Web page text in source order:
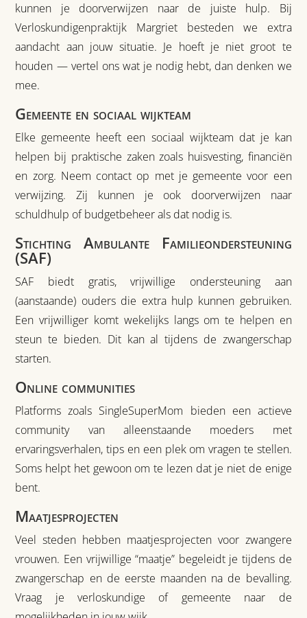
kunnen je doorverwijzen naar de juiste hulp. Bij
Verloskundigenpraktijk Margriet besteden we extra
aandacht aan jouw situatie. Je hoeft je niet groot te
houden — vertel ons wat je nodig hebt, dan denken we
mee.
Gemeente en sociaal wijkteam
Elke gemeente heeft een sociaal wijkteam dat je kan
helpen bij praktische zaken zoals huisvesting, financiën
en zorg. Neem contact op met je gemeente voor een
verwijzing. Zij kunnen je ook doorverwijzen naar
schuldhulp of budgetbeheer als dat nodig is.
Stichting Ambulante Familieondersteuning
(SAF)
SAF biedt gratis, vrijwillige ondersteuning aan
(aanstaande) ouders die extra hulp kunnen gebruiken.
Een vrijwilliger komt wekelijks langs om te helpen en
steun te bieden. Dit kan al tijdens de zwangerschap
starten.
Online communities
Platforms zoals SingleSuperMom bieden een actieve
community van alleenstaande moeders met
ervaringsverhalen, tips en een plek om vragen te stellen.
Soms helpt het gewoon om te lezen dat je niet de enige
bent.
Maatjesprojecten
Veel steden hebben maatjesprojecten voor zwangere
vrouwen. Een vrijwillige “maatje” begeleidt je tijdens de
zwangerschap en de eerste maanden na de bevalling.
Vraag je verloskundige of gemeente naar de